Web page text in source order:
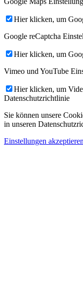
Hier klicken, um
Google reCaptcha
Hier klicken, um
Vimeo und YouTube
Hier klicken, um
Datenschutzrichtlinie
Sie können unsere
in unseren
Einstellungen akzeptieren